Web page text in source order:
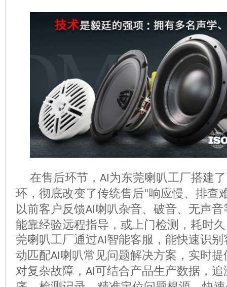
在售后环节， AI为东莞喇叭工厂搭建
环，彻底改变了传统售后“响应慢、排查
以前客户反馈AI喇叭杂音、破音、无声
能靠经验远程指导，或上门检测，耗时
莞喇叭工厂通过AI智能客服，能快速识
动匹配AI喇叭常见问题解决方案，实时
对复杂故障， AI可结合产品生产数据，